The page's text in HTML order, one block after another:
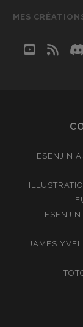
MES
rss
ESENJIN
ESENJIN
JAMES